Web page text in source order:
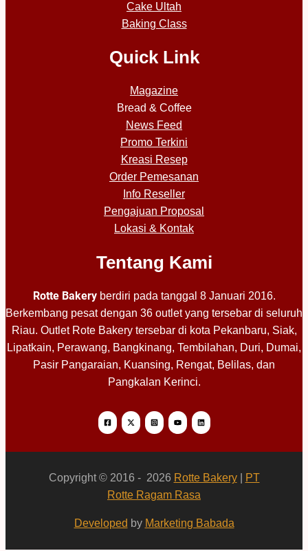
Cake Ultah
Baking Class
Quick Link
Magazine
Bread & Coffee
News Feed
Promo Terkini
Kreasi Resep
Order Pemesanan
Info Reseller
Pengajuan Proposal
Lokasi & Kontak
Tentang Kami
Rotte Bakeryberdiri pada tanggal 8 Januari 2016.
Berkembang pesat dengan 36 outlet yang tersebar di seluruh
Riau. Outlet Rote Bakery tersebar di kota Pekanbaru, Siak,
Lipatkain, Perawang, Bangkinang, Tembilahan, Duri, Dumai,
Pasir Pangaraian, Kuansing, Rengat, Belilas, dan
Pangkalan Kerinci.
Copyright © 2016 - 2026 Rotte Bakery|
PT
Rotte Ragam Rasa
Developed by Marketing Babada